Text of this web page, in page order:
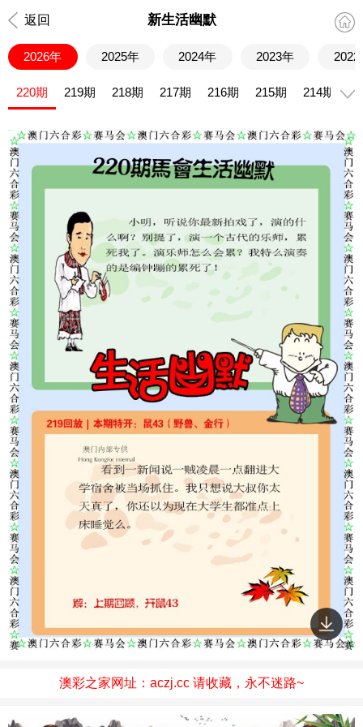
返回 新生活幽默
2026年 2025年 2024年 2023年 2022
220期 219期 218期 217期 216期 215期 214期
澳彩之家网址：aczj.cc 请收藏，永不迷路~